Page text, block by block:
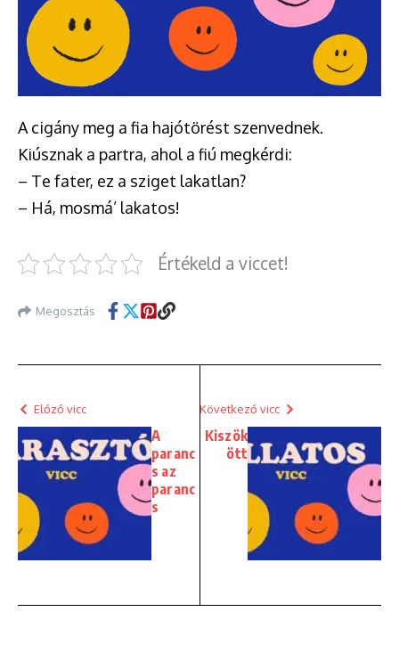
A cigány meg a fia hajótörést szenvednek.
Kiúsznak a partra, ahol a fiú megkérdi:
– Te fater, ez a sziget lakatlan?
– Há, mosmá’ lakatos!
Értékeld a viccet!
Megosztás
Előző vicc
A
paranc
s az
paranc
s
Következő vicc
Kiszök
ött